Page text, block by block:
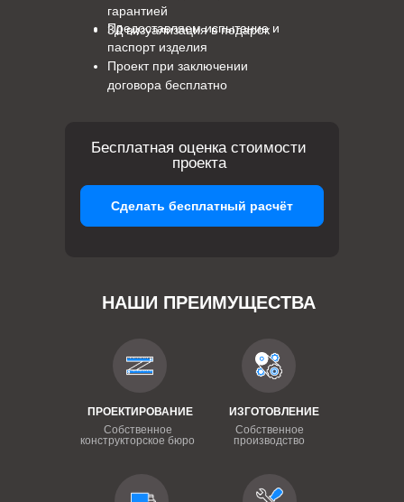
Предоставляем испытание и
паспорт изделия
Проект при заключении
договора бесплатно
гарантией
3Д визуализация в подарок
НАШИ ПРЕИМУЩЕСТВА
ПРОЕКТИРОВАНИЕ
Собственное
конструкторское бюро
ИЗГОТОВЛЕНИЕ
Собственное
производство
Бесплатная оценка стоимости
проекта
Сделать бесплатный расчёт